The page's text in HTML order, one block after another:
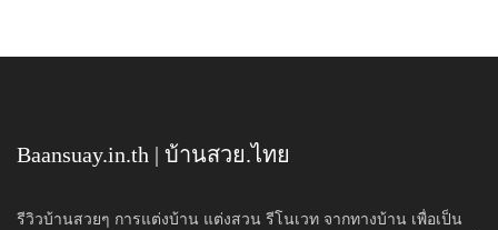
Baansuay.in.th | บ้านสวย.ไทย
รีวิวบ้านสวยๆ การแต่งบ้าน แต่งสวน รีโนเวท จากทางบ้าน เพื่อเป็น